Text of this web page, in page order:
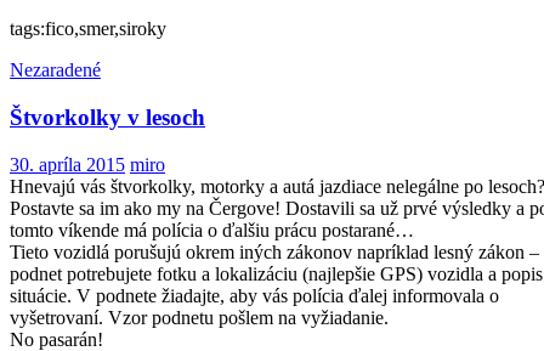
tags:fico,smer,siroky
Nezaradené
Štvorkolky v lesoch
30. apríla 2015 miro
Hnevajú vás štvorkolky, motorky a autá jazdiace nelegálne po lesoch?
Postavte sa im ako my na Čergove! Dostavili sa už prvé výsledky a
tomto víkende má polícia o ďalšiu prácu postarané…
Tieto vozidlá porušujú okrem iných zákonov napríklad lesný zákon –
podnet potrebujete fotku a lokalizáciu (najlepšie GPS) vozidla a popis
situácie. V podnete žiadajte, aby vás polícia ďalej informovala o
vyšetrovaní. Vzor podnetu pošlem na vyžiadanie.
No pasarán!